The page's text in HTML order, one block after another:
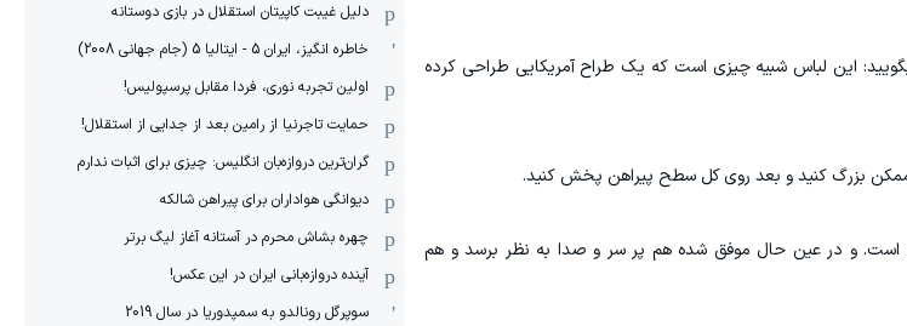
این لباس شبیه چیزی است که یک طراح آمریکایی طراحی کرده
ممکن بزرگ کنید و بعد روی کل سطح پیراهن پخش کنید.
است. و در عین حال موفق شده هم پر سر و صدا به نظر برسد و هم
دلیل غیبت کاپیتان استقلال در بازی دوستانه
خاطره انگیز، ایران 5 - ایتالیا 5 (جام جهانی 2008)
اولین تجربه نوری، فردا مقابل پرسپولیس!
حمایت تاجرنیا از رامین بعد از جدایی از استقلال!
گران‌ترین دروازه‌بان انگلیس: چیزی برای اثبات ندارم
دیوانگی هواداران برای پیراهن شالکه
چهره بشاش محرم در آستانه آغاز لیگ برتر
آینده دروازه‌بانی ایران در این عکس!
سوپرگل رونالدو به سمپدوریا در سال 2019